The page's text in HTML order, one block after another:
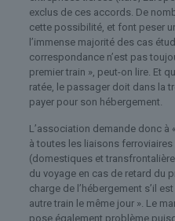
exclus de ces accords. De
cette possibilité, et font peser
l’immense majorité des cas
correspondance n’est pas
premier train », peut-on lire. Et
ratée, le passager doit dans la
payer pour son hébergement.
L’association demande donc
à toutes les liaisons
(domestiques et
du voyage en cas de retard du
charge de l’hébergement s’il
autre train le même jour ». Le
pose également problème